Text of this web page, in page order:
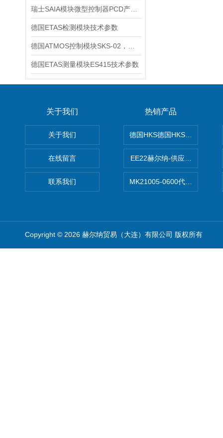
德国ETAS检测模块技术参数
德国ETAS测量模块ES415技术参数
关于我们
关于我们
在线留言
联系我们
热销产品
德国HKS德国HKS液压旋转摆
EE22赫尔纳-供应
MK21005-0600代理德国MK
Copyright © 2026 赫尔纳贸易（大连）有限公司 版权所有